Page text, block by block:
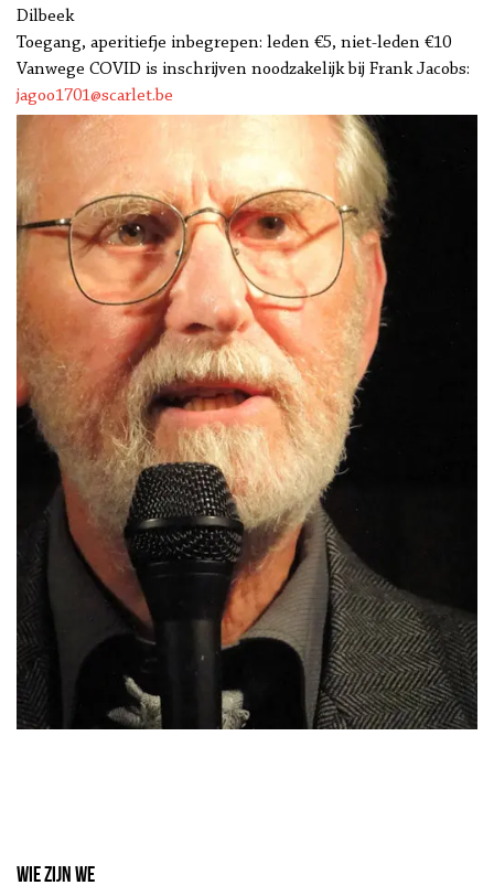
Dilbeek
Toegang, aperitiefje inbegrepen: leden €5, niet-leden €10
Vanwege COVID is inschrijven noodzakelijk bij Frank Jacobs:
jagoo1701@scarlet.be
Wie zijn we